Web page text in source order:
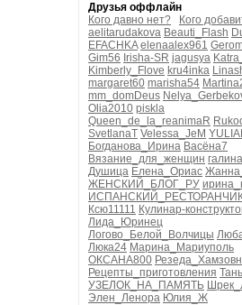
Друзья оффлайн
Кого давно нет?
Кого
aelitarudakova Beauti_Flash
EFACHKA elenaalex961
Gim56 Irisha-SR jagusya Katra_I
Kimberly_Flove kru4inka
margaret60 marisha54
mm_domDeus
Olia2010 piskla
Queen_de_la_reanimaR
SvetlanaT Velessa_JeM
Богданова_Ирина Васёна7
Вязание_для_женщин
Душица Елена_Ориас
ЖЕНСКИЙ_БЛОГ_РУ
Ксю11111 Кулинар-
Лида_Юринец
Логово_Белой_Волчицы
Люка24 Марина_Мариуполь
ОКСАНА800
Рецепты_приготовления
УЗЕЛОК_НА_ПАМЯТЬ
Элен_Ленора Юлия_Ж